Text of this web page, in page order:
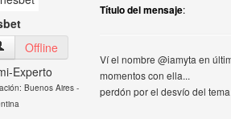
Ver perfil del usuario
Offline
Experto
Buenos Aires -
Título del mensaje:
Ví el nombre @iamyta en
momentos con ella...
perdón por el desvío del